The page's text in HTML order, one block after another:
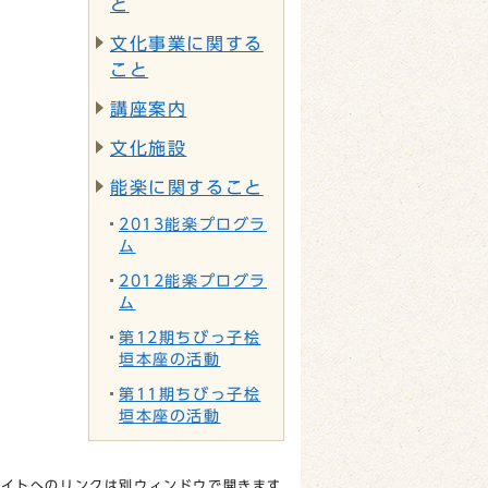
と
文化事業に関する
こと
講座案内
文化施設
能楽に関すること
2013能楽プログラ
ム
2012能楽プログラ
ム
第12期ちびっ子桧
垣本座の活動
第11期ちびっ子桧
垣本座の活動
トへのリンクは別ウィンドウで開きます